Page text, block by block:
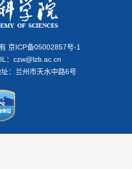
京ICP备05002857号-1
： czw@lzb.ac.cn
：兰州市天水中路6号